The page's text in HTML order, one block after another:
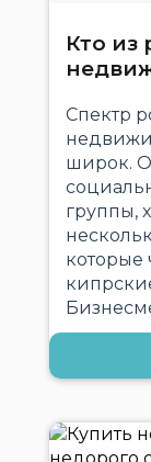
Кто из
Спектр
широк.
группы,
которые